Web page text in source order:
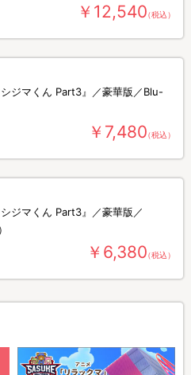
￥12,540（税込）
ジマくん Part3』／豪華版／Blu-
￥7,480（税込）
ジマくん Part3』／豪華版／
￥6,380（税込）